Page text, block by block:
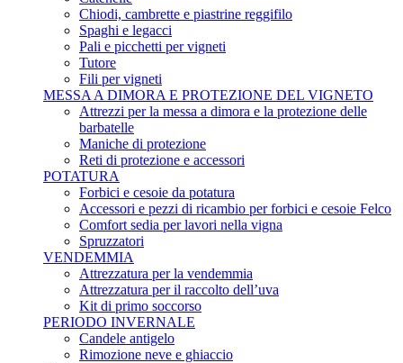
Chiodi, cambrette e piastrine reggifilo
Spaghi e legacci
Pali e picchetti per vigneti
Tutore
Fili per vigneti
MESSA A DIMORA E PROTEZIONE DEL VIGNETO
Attrezzi per la messa a dimora e la protezione delle
barbatelle
Maniche di protezione
Reti di protezione e accessori
POTATURA
Forbici e cesoie da potatura
Accessori e pezzi di ricambio per forbici e cesoie Felco
Comfort sedia per lavori nella vigna
Spruzzatori
VENDEMMIA
Attrezzatura per la vendemmia
Attrezzatura per il raccolto dell’uva
Kit di primo soccorso
PERIODO INVERNALE
Candele antigelo
Rimozione neve e ghiaccio